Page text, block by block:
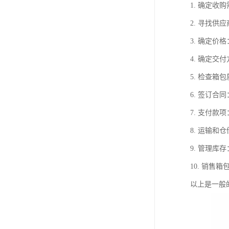
1. 确定收
2. 寻找供应
3. 确定价格
4. 确定交付
5. 检查箱包
6. 签订合同
7. 支付款
8. 运输和仓
9. 管理库存
10. 销售箱
以上是一般